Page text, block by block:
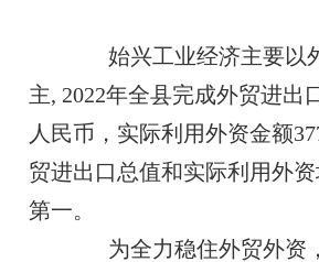
始兴工业经济主要以
主, 2022年全县完成外贸进出
人民币，实际利用外资金额
贸进出口总值和实际利用外
第一。
为全力稳住外贸外资